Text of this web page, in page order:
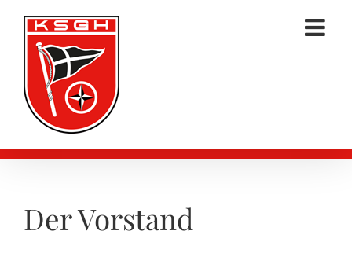
Inhalt
springen
Der Vorstand